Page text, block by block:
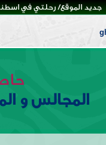
جديد الموقع/ رحلتي في
المجالس و